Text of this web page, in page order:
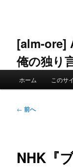
ン
へ
[alm-ore]
俺の独り
ホーム このサ
投
ー
← 前へ
NHK『